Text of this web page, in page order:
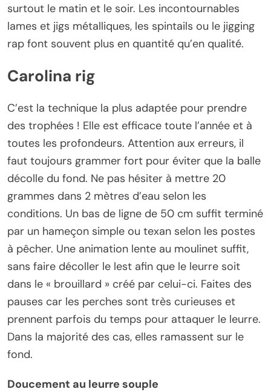
surtout le matin et le soir. Les incontournables
lames et jigs métalliques, les spintails ou le jigging
rap font souvent plus en quantité qu’en qualité.
Carolina rig
C’est la technique la plus adaptée pour prendre
des trophées ! Elle est efficace toute l’année et à
toutes les profondeurs. Attention aux erreurs, il
faut toujours grammer fort pour éviter que la balle
décolle du fond. Ne pas hésiter à mettre 20
grammes dans 2 mètres d’eau selon les
conditions. Un bas de ligne de 50 cm suffit terminé
par un hameçon simple ou texan selon les postes
à pêcher. Une animation lente au moulinet suffit,
sans faire décoller le lest afin que le leurre soit
dans le « brouillard » créé par celui-ci. Faites des
pauses car les perches sont très curieuses et
prennent parfois du temps pour attaquer le leurre.
Dans la majorité des cas, elles ramassent sur le
fond.
Doucement au leurre souple